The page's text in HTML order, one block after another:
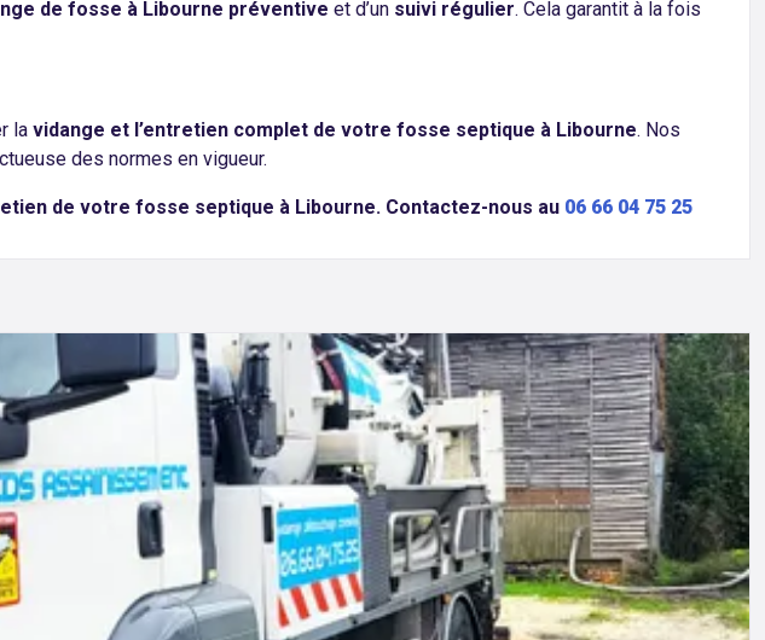
de fosse à Libourne préventive et d’un suivi régulier. Cela garantit à la fois
la vidange et l’entretien complet de votre fosse septique à Libourne. Nos
des normes en vigueur.
de votre fosse septique à Libourne. Contactez-nous au 06 66 04 75 25